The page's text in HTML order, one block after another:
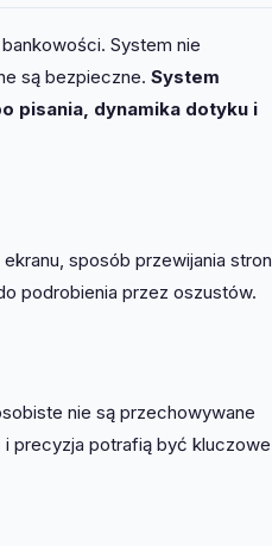
System nie
są bezpieczne. System
pisania, dynamika dotyku i
sposób przewijania stron
podrobienia przez oszustów.
nie są przechowywane
precyzja potrafią być kluczowe